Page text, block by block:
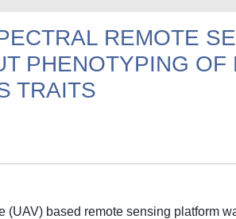
REMOTE
PHENOTYPING OF
TRAITS
(UAV) based remote sensing platform